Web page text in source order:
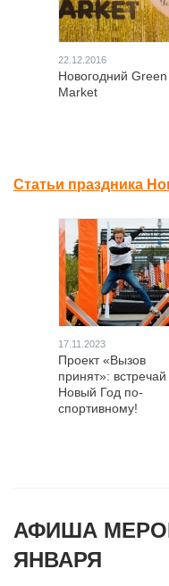
22.12.2016
Новогодний Green
Market
Статьи праздника
17.11.2023
Проект «Вызов
принят»: встречай
Новый Год по-
спортивному!
АФИША
ЯНВАРЯ